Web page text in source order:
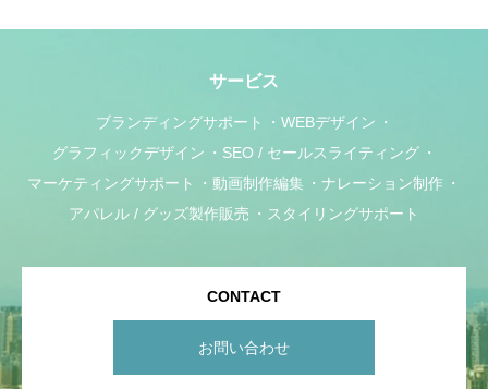
サービス
ブランディングサポート
WEBデザイン
グラフィックデザイン
SEO / セールスライティング
マーケティングサポート
動画制作編集
ナレーション制作
アパレル / グッズ製作販売
スタイリングサポート
CONTACT
お問い合わせ